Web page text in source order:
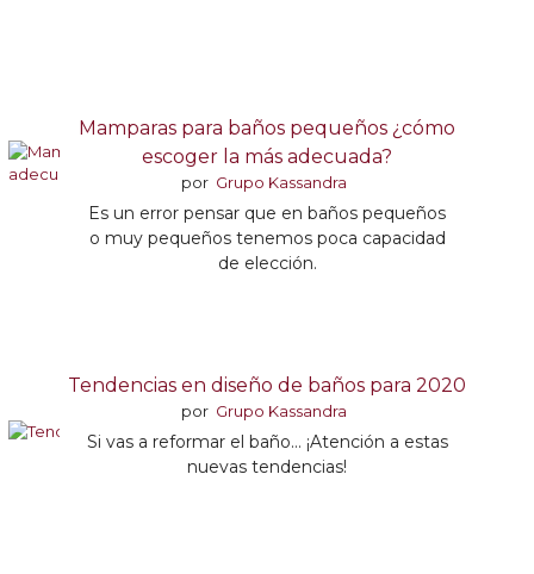
Mamparas para baños pequeños ¿cómo
escoger la más adecuada?
por Grupo Kassandra
Es un error pensar que en baños pequeños
o muy pequeños tenemos poca capacidad
de elección.
Tendencias en diseño de baños para 2020
por Grupo Kassandra
Si vas a reformar el baño… ¡Atención a estas
nuevas tendencias!